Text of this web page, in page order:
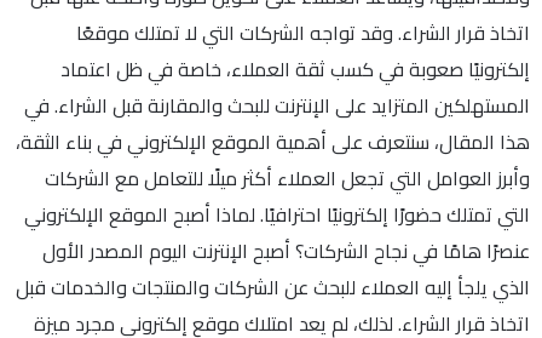
اتخاذ قرار الشراء. وقد تواجه الشركات التي لا تمتلك موقعًا
إلكترونيًا صعوبة في كسب ثقة العملاء، خاصة في ظل اعتماد
المستهلكين المتزايد على الإنترنت للبحث والمقارنة قبل الشراء. في
هذا المقال، سنتعرف على أهمية الموقع الإلكتروني في بناء الثقة،
وأبرز العوامل التي تجعل العملاء أكثر ميلًا للتعامل مع الشركات
التي تمتلك حضورًا إلكترونيًا احترافيًا. لماذا أصبح الموقع الإلكتروني
عنصرًا هامًا في نجاح الشركات؟ أصبح الإنترنت اليوم المصدر الأول
الذي يلجأ إليه العملاء للبحث عن الشركات والمنتجات والخدمات قبل
اتخاذ قرار الشراء. لذلك، لم يعد امتلاك موقع إلكتروني مجرد ميزة